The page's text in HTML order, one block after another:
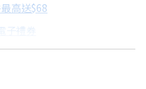
配合銀行/業者
高送$68
子禮券
滿額最高回饋25%